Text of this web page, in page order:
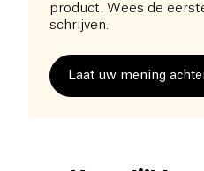
product. Wees de
schrijven.
Laat uw mening